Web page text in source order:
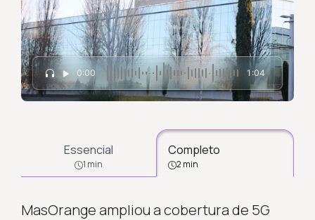
0:00 1:04
Essencial
1 min
Completo
2 min
MasOrange ampliou a cobertura de 5G